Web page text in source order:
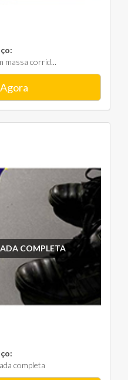
massa corrid...
COMPLETA
completa